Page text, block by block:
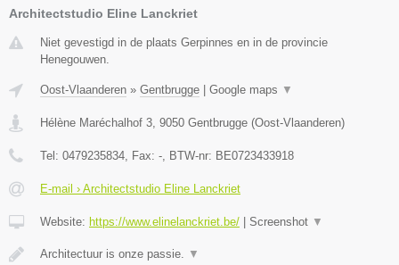
Architectstudio Eline Lanckriet
Niet gevestigd in de plaats Gerpinnes en in de provincie
Henegouwen.
Oost-Vlaanderen » Gentbrugge Google maps ▼
Hélène Maréchalhof 3, 9050 Gentbrugge (Oost-Vlaanderen)
Tel: 0479235834, Fax: -, BTW-nr: BE0723433918
E-mail › Architectstudio Eline Lanckriet
Website: https://www.elinelanckriet.be/ Screenshot ▼
Architectuur is onze passie. ▼